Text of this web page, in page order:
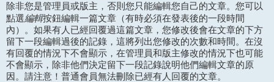
除非您是管理員或版主，否則您只能編輯您自己的文章。您可以
點選編輯按鈕編輯一篇文章（有時必須在發表後的一段時間
內）。如果有人已經回覆過這篇文章，您修改後會在文章的下方
留下一段編輯過後的記錄，這將列出您修改的次數和時間。在沒
有回覆的情況下不會顯示，在管理員和版主修改的情況下也可能
不會顯示，除非他們決定留下一段記錄說明他們編輯文章的原
因。請注意！普通會員無法刪除已經有人回覆的文章。